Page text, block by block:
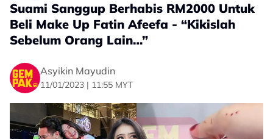
Suami Sanggup Berhabis RM2000 Untuk
Beli Make Up Fatin Afeefa - “Kikislah
Sebelum Orang Lain…”
Asyikin Mayudin
11/01/2023 | 11:55 MYT